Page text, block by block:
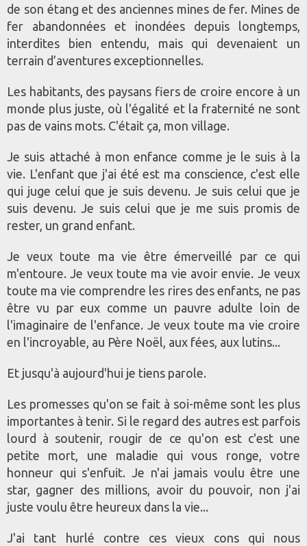
de son étang et des anciennes mines de fer. Mines de
fer abandonnées et inondées depuis longtemps,
interdites bien entendu, mais qui devenaient un
terrain d’aventures exceptionnelles.
Les habitants, des paysans fiers de croire encore à un
monde plus juste, où l'égalité et la fraternité ne sont
pas de vains mots. C'était ça, mon village.
Je suis attaché à mon enfance comme je le suis à la
vie. L'enfant que j'ai été est ma conscience, c'est elle
qui juge celui que je suis devenu. Je suis celui que je
suis devenu. Je suis celui que je me suis promis de
rester, un grand enfant.
Je veux toute ma vie être émerveillé par ce qui
m'entoure. Je veux toute ma vie avoir envie. Je veux
toute ma vie comprendre les rires des enfants, ne pas
être vu par eux comme un pauvre adulte loin de
l'imaginaire de l'enfance. Je veux toute ma vie croire
en l'incroyable, au Père Noël, aux fées, aux lutins...
Et jusqu'à aujourd'hui je tiens parole.
Les promesses qu'on se fait à soi-même sont les plus
importantes à tenir. Si le regard des autres est parfois
lourd à soutenir, rougir de ce qu'on est c'est une
petite mort, une maladie qui vous ronge, votre
honneur qui s'enfuit. Je n'ai jamais voulu être une
star, gagner des millions, avoir du pouvoir, non j'ai
juste voulu être heureux dans la vie...
J'ai tant hurlé contre ces vieux cons qui nous